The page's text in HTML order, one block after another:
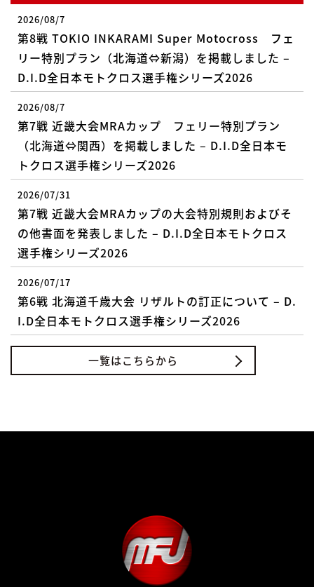
2026/08/7
第8戦 TOKIO INKARAMI Super Motocross フェ
リー特別プラン（北海道⇔新潟）を掲載しました –
D.I.D全日本モトクロス選手権シリーズ2026
2026/08/7
第7戦 近畿大会MRAカップ フェリー特別プラン
（北海道⇔関西）を掲載しました – D.I.D全日本モ
トクロス選手権シリーズ2026
2026/07/31
第7戦 近畿大会MRAカップの大会特別規則およびそ
の他書面を発表しました – D.I.D全日本モトクロス
選手権シリーズ2026
2026/07/17
第6戦 北海道千歳大会 リザルトの訂正について – D.
I.D全日本モトクロス選手権シリーズ2026
一覧はこちらから